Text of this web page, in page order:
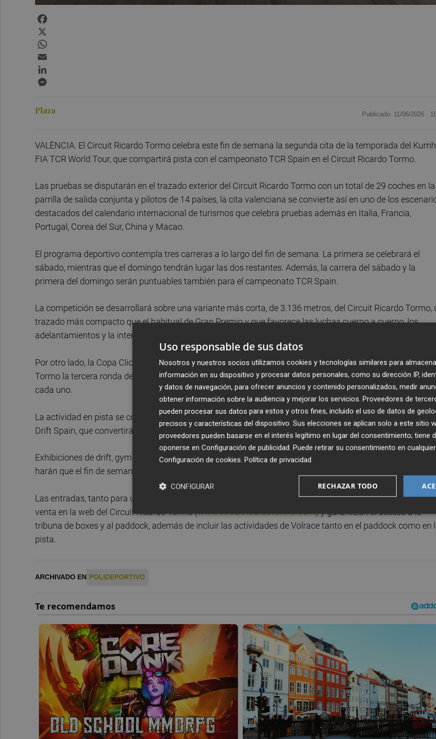
Plaza Publicado: 11/06/2026 ·
VALÈNCIA. El Circuit Ricardo Tormo celebra este fin de semana la segunda cita de la temporada del
FIA TCR World Tour, que compartirá pista con el campeonato TCR Spain en el Circuit Ricardo Tormo.
Las pruebas se disputarán en el trazado exterior del Circuit Ricardo Tormo con un total de 29 coches en la
parrilla de salida conjunta y pilotos de 14 países, la cita valenciana se convierte así en uno de los
destacados del calendario internacional de turismos que celebra pruebas además en Italia, Francia,
Portugal, Corea del Sur, China y Macao.
El programa deportivo contempla tres carreras a lo largo del fin de semana. La primera se celebrará el
sábado, mientras que el domingo tendrán lugar las dos restantes. Además, la carrera del sábado y la
primera del domingo serán puntuables también para el campeonato TCR Spain.
La competición se desarrollará sobre una variante más corta, de 3.136 metros, del Circuit Ricardo Tormo,
trazado más compacto que el habitual de Gran Premio y que favorece las luchas cuerpo a cuerpo, los
adelantamientos y la intensidad en pista.
Por otro lado, la Copa Clio española y el Porsche Sprint Challenge Ibérica, que celebran en el Circuit
Tormo la tercera ronda de sus campeonatos, formarán parte del programa del evento, con dos pruebas
cada uno.
La actividad en pista se complementará con las actividades de Volrace en el paddock y con el
Drift Spain, que convertirá el trazado interior en un gran espectáculo del motor.
Exhibiciones de drift, gymkhanas, exposiciones, food trucks y actuaciones en directo para todos los
harán que el fin de semana se convierta en una experiencia para disfrutar más allá de la competición.
Las entradas, tanto para una sola jornada como en modalidad de abono para ambos días, ya están a la
venta en la web del Circuit Ricardo Tormo (www.circuitricardotormo.com) y garantizan el acceso a la
tribuna de boxes y al paddock, además de incluir las actividades de Volrace tanto en el paddock como en
pista.
ARCHIVADO EN POLIDEPORTIVO
Uso responsable de sus datos
Nosotros y nuestros socios utilizamos cookies y tecnologías similares para
información en su dispositivo y procesar datos personales, como su dirección IP,
y datos de navegación, para ofrecer anuncios y contenido personalizados, medir
obtener información sobre la audiencia y mejorar los servicios. Proveedores de
pueden procesar sus datos para estos y otros fines, incluido el uso de datos de
precisos y características del dispositivo. Sus elecciones se aplican solo a este sitio
proveedores pueden basarse en el interés legítimo en lugar del consentimiento; tiene
oponerse en Configuración de publicidad. Puede retirar su consentimiento en
Configuración de cookies. Política de privacidad
RECHAZAR TODO
CONFIGURAR